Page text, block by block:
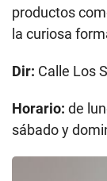
productos
la curiosa
Dir: Calle Los
Horario: de
sábado y